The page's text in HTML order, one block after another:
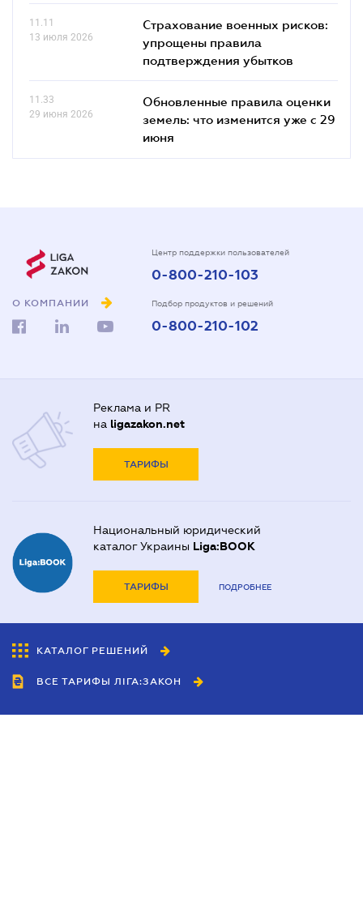
11.11
13 июля 2026
Страхование военных рисков:
упрощены правила
подтверждения убытков
11.33
29 июня 2026
Обновленные правила оценки
земель: что изменится уже с 29
июня
О КОМПАНИИ
Центр поддержки пользователей
0-800-210-103
Подбор продуктов и решений
0-800-210-102
Реклама и PR
на ligazakon.net
ТАРИФЫ
Национальный юридический
каталог Украины Liga:BOOK
ТАРИФЫ ПОДРОБНЕЕ
КАТАЛОГ РЕШЕНИЙ
ВСЕ ТАРИФЫ ЛІГА:ЗАКОН